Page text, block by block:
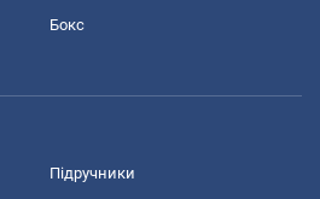
Бокс
Підручники